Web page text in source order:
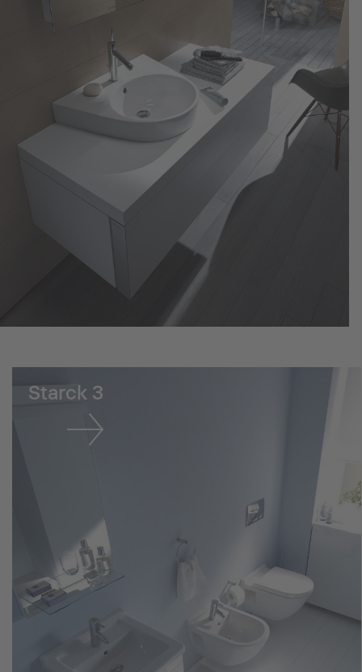
Starck 3